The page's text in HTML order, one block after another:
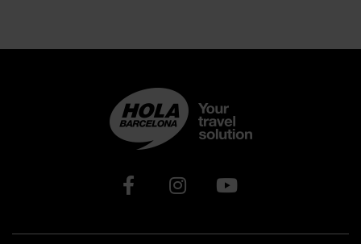
Xarxes socials